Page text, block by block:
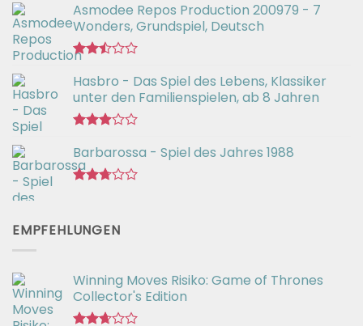
Asmodee Repos Production 200979 - 7
Wonders, Grundspiel, Deutsch
mit
2.50
von 5
Hasbro - Das Spiel des Lebens, Klassiker
unter den Familienspielen, ab 8 Jahren
mit
2.90
von 5
Barbarossa - Spiel des Jahres 1988
von 5
EMPFEHLUNGEN
Winning Moves Risiko: Game of Thrones
Collector's Edition